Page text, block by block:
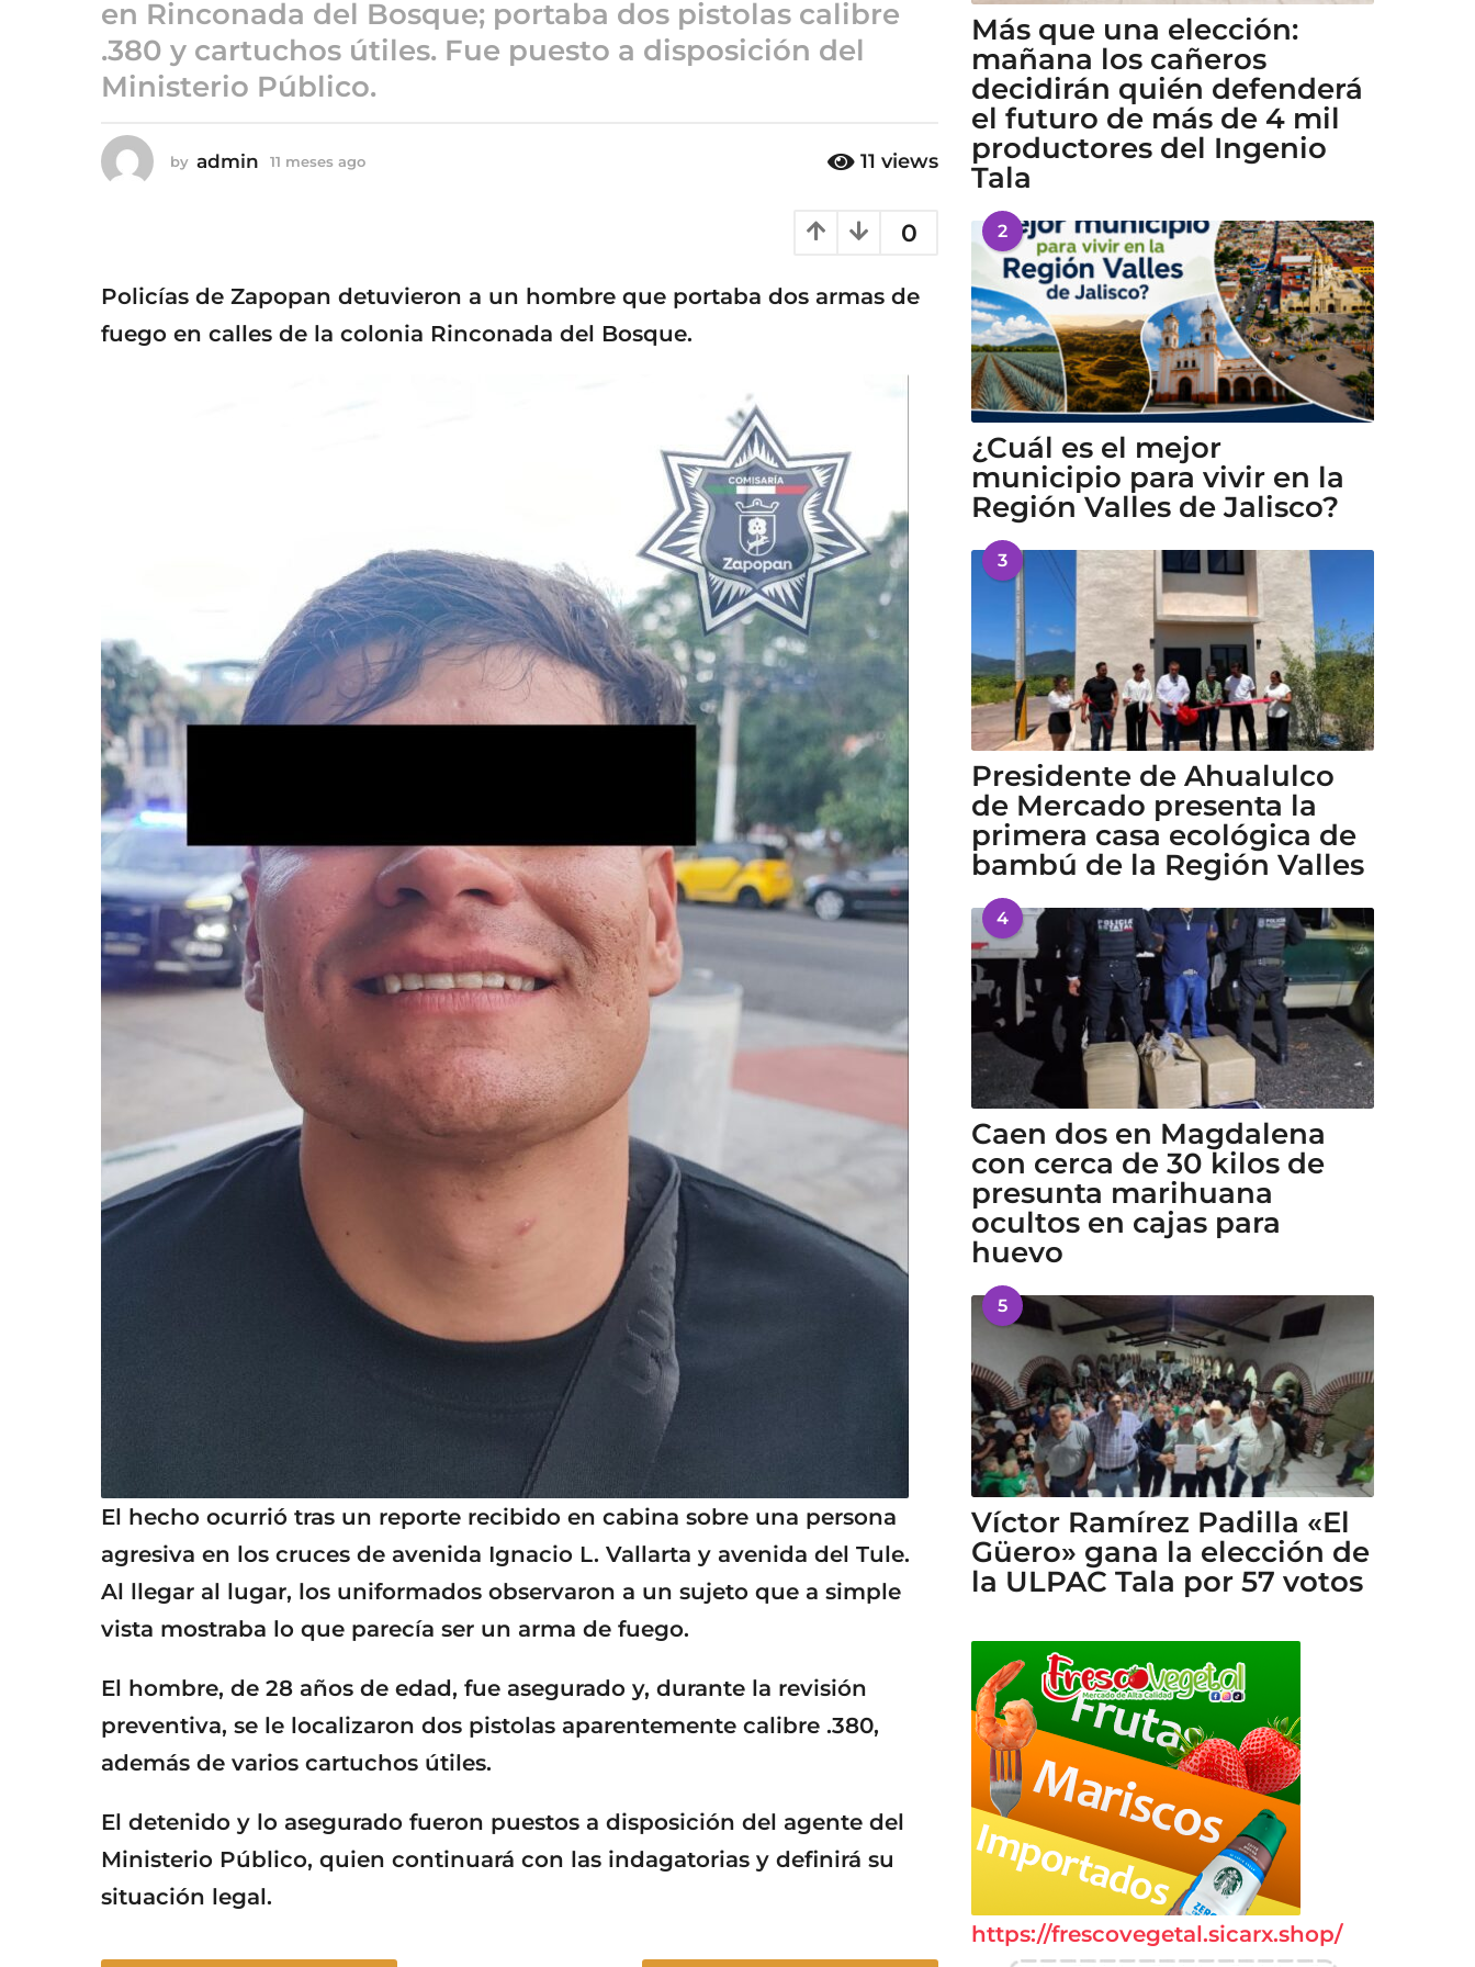
o
1
m
s
e
en Rinconada del Bosque; portaba dos pistolas calibre
.380 y cartuchos útiles. Fue puesto a disposición del
Ministerio Público.
by admin 11 meses ago
s
a
g
11 views
0
Policías de Zapopan detuvieron a un hombre que portaba dos armas de
fuego en calles de la colonia Rinconada del Bosque.
El hecho ocurrió tras un reporte recibido en cabina sobre una persona
agresiva en los cruces de avenida Ignacio L. Vallarta y avenida del Tule.
Al llegar al lugar, los uniformados observaron a un sujeto que a simple
vista mostraba lo que parecía ser un arma de fuego.
El hombre, de 28 años de edad, fue asegurado y, durante la revisión
preventiva, se le localizaron dos pistolas aparentemente calibre .380,
además de varios cartuchos útiles.
El detenido y lo asegurado fueron puestos a disposición del agente del
Ministerio Público, quien continuará con las indagatorias y definirá su
situación legal.
Más que una elección:
mañana los cañeros
decidirán quién defenderá
el futuro de más de 4 mil
productores del Ingenio
Tala
2
¿Cuál es el mejor
municipio para vivir en la
Región Valles de Jalisco?
3
Presidente de Ahualulco
de Mercado presenta la
primera casa ecológica de
bambú de la Región Valles
4
Caen dos en Magdalena
con cerca de 30 kilos de
presunta marihuana
ocultos en cajas para
huevo
5
Víctor Ramírez Padilla «El
Güero» gana la elección de
la ULPAC Tala por 57 votos
https://frescovegetal.sicarx.shop/